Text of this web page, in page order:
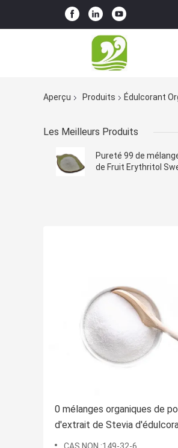
Aperçu
Produits Édulcorant
Les Meilleurs Produits
Pureté 99 de
de Fruit Erythritol
0 mélanges organiques de
d'extrait de Stevia
organique d'érythritol de